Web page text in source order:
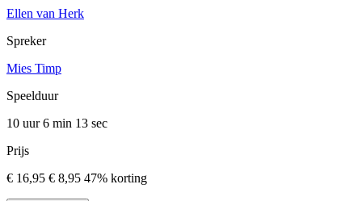
Ellen van Herk
Spreker
Mies Timp
Speelduur
10 uur 6 min 13 sec
Prijs
€ 16,95 € 8,95 47% korting